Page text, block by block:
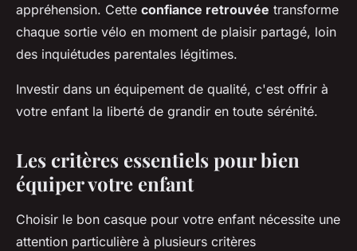
appréhension. Cette confiance retrouvée transforme
chaque sortie vélo en moment de plaisir partagé, loin
des inquiétudes parentales légitimes.
Investir dans un équipement de qualité, c'est offrir à
votre enfant la liberté de grandir en toute sérénité.
Les critères essentiels pour bien
équiper votre enfant
Choisir le bon casque pour votre enfant nécessite une
attention particulière à plusieurs critères